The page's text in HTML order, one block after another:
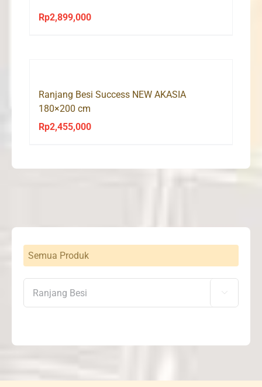
Rp2,899,000
Ranjang Besi Success NEW AKASIA
180×200 cm
Rp2,455,000
Semua Produk
